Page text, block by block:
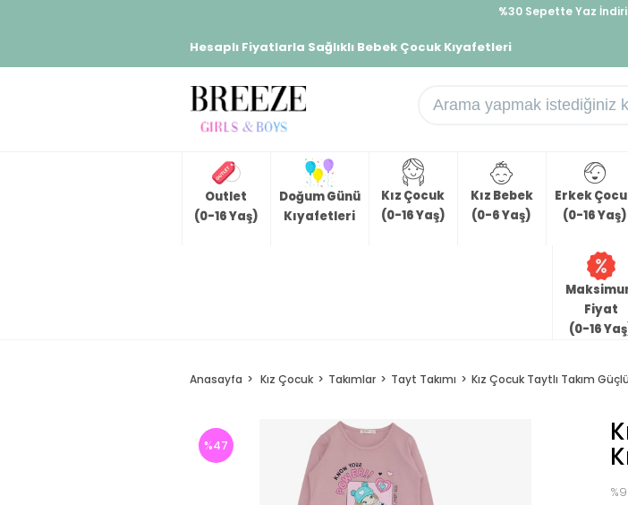
%30 Sepette Yaz
Hesaplı Fiyatlarla Sağlıklı Bebek Çocuk Kıyafetleri
Outlet
(0-16 Yaş)
Doğum Günü
Kıyafetleri
Kız Çocuk
(0-16 Yaş)
Kız Bebek
(0-6 Yaş)
Erkek
(0-16 Yaş)
Fiyat
(0-16
Anasayfa Kız Çocuk Takımlar Tayt Takımı Kız Çocuk Taytlı Takım
%47